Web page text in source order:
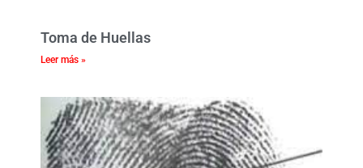
Toma de Huellas
Leer más »